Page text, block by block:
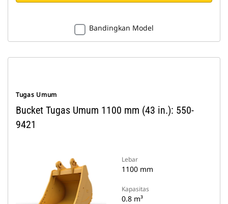
Bandingkan Model
Tugas Umum
Bucket Tugas Umum 1100 mm (43 in.): 550-
9421
Lebar
1100 mm
Kapasitas
0.8 m³